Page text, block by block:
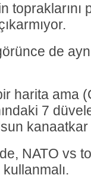
topraklarını
de
harita ama
7 düvele
kanaatkar
NATO vs